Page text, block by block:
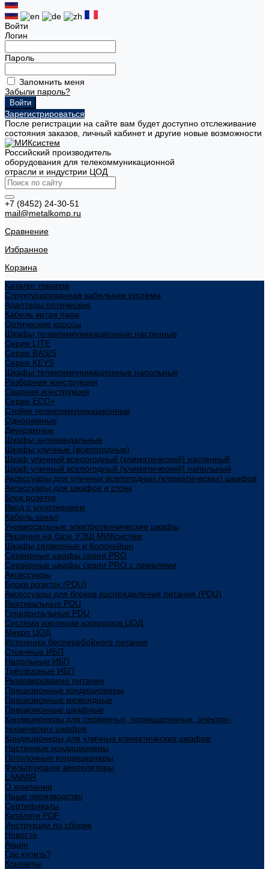
Войти
Логин
Пароль
Запомнить меня
Забыли пароль?
Зарегистрироваться
После регистрации на сайте вам будет доступно отслеживание
состояния заказов, личный кабинет и другие новые возможности
Российский производитель
оборудования для телекоммуникационной
отрасли и индустрии ЦОД
+7 (8452) 24-30-51
mail@metalkomp.ru
Сравнение
Избранное
Корзина
Каталог товаров
Структурированная кабельная система
Адаптеры оптические
Кабель витая пара
Оптические кроссы
Шкафы телекоммуникационные настенные
Cерия LITE
Cерия BASIS
Cерия KEYS
Шкафы телекоммуникационные напольные
Разборная конструкция
Сварная конструкция
Серия ECO+
Стойки телекоммуникационные
Однорамные
Двухрамные
Шкафы антивандальные
Шкафы уличные (всепогодные)
Шкаф уличный всепогодный (климатический) настенный
Шкаф уличный всепогодный (климатический) напольный
Аксессуары для уличных всепогодных (климатических) шкафов
Аксессуары для шкафов и стоек
Блок розеток
Ввод с уплотнением
Кабель канал
Универсальные электротехнические шкафы
Решения на базе УЭШ МИКсистем
Шкафы серверные и Колокейшн
Серверные шкафы серия PRO
Серверные шкафы серии PRO с ламелями
Аксессуары
Блоки розеток (PDU)
Аксессуары для блоков распределения питания (PDU)
Вертикальные PDU
Горизонтальные PDU
Система изоляции коридоров ЦОД
Микро ЦОД
Источники бесперебойного питания
Стоечные ИБП
Напольные ИБП
Трёхфазные ИБП
Резервирование питания
Прецизионные кондиционеры
Прецизионные межрядные
Прецизионные шкафные
Кондиционеры для серверных, промышленных, электро-
технических шкафов
Кондиционеры для уличных климатических шкафов
Настенные кондиционеры
Потолочные кондиционеры
Фильтрующие вентиляторы
LANMIR
О компании
Наше производство
Сертификаты
Каталоги PDF
Инструкции по сборке
Новости
Акции
Где купить?
Контакты